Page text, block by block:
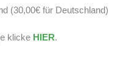
(30,00€ für Deutschland)
klicke HIER.